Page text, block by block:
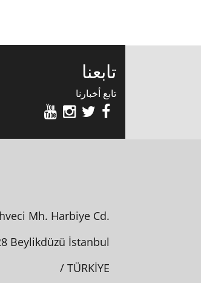
تابعنا
تابع أخبارنا
Mh. Harbiye Cd.
Beylikdüzü İstanbul
/ TÜRKİYE